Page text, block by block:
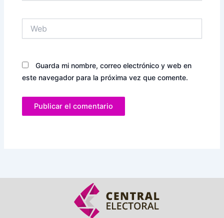
Guarda mi nombre, correo electrónico y web en
este navegador para la próxima vez que comente.